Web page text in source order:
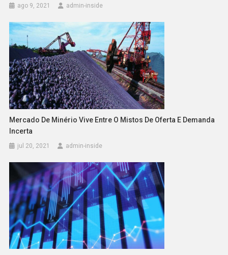
ago 9, 2021 admin-inside
Mercado De Minério Vive Entre O Mistos De Oferta E Demanda
Incerta
jul 20, 2021 admin-inside